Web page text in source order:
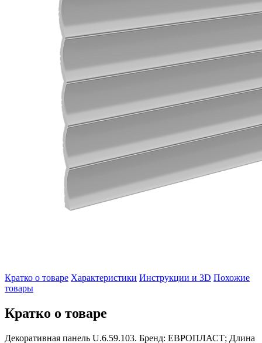
Кратко о товаре Характеристики Инструкции и 3D Похожие
товары
Кратко о товаре
Декоративная панель U.6.59.103. Бренд: ЕВРОПЛАСТ; Длина